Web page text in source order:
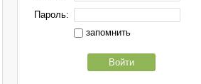
Пароль:
запомнить
Войти